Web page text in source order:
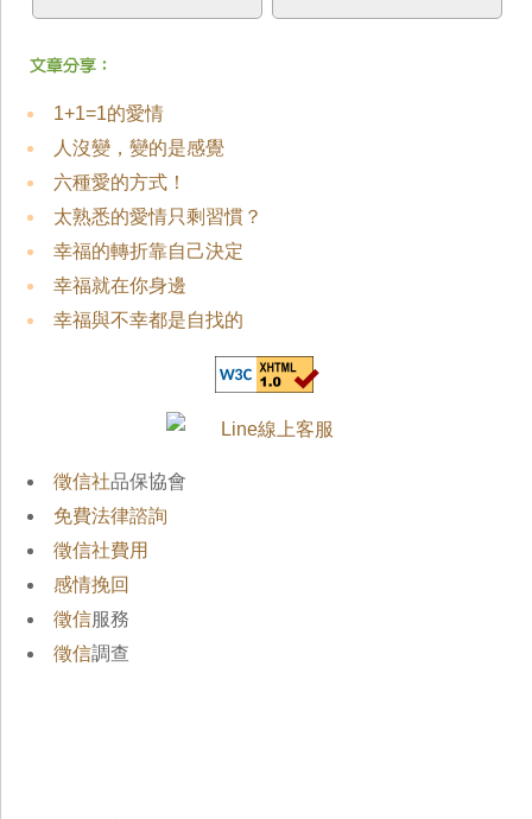
1+1=1的愛情
人沒變，變的是感覺
六種愛的方式！
太熟悉的愛情只剩習慣？
幸福的轉折靠自己決定
幸福就在你身邊
幸福與不幸都是自找的
徵信社品保協會
免費法律諮詢
徵信社費用
感情挽回
徵信服務
徵信調查